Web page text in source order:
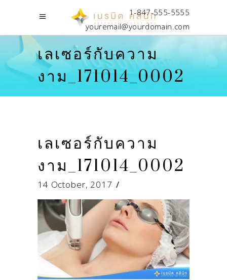
1-847-555-5555
youremail@yourdomain.com
เลเซอร์กับความ
งาม_171014_0002
เลเซอร์กับความ
งาม_171014_0002
14 October, 2017